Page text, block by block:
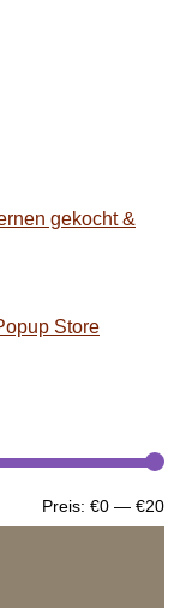
gekocht &
Store
Preis: €0 — €20